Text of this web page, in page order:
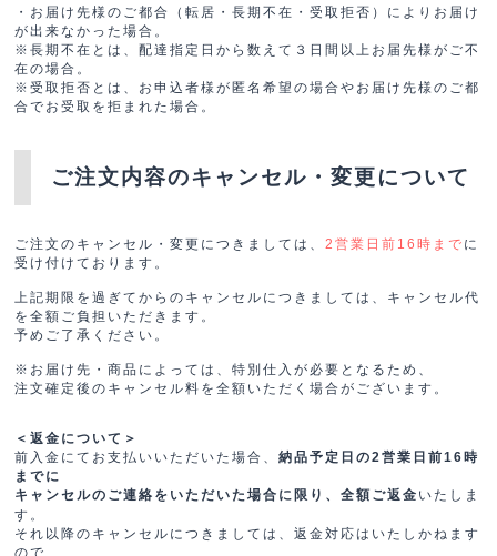
・お届け先様のご都合（転居・長期不在・受取拒否）によりお届け
が出来なかった場合。
※長期不在とは、配達指定日から数えて３日間以上お届先様がご不
在の場合。
※受取拒否とは、お申込者様が匿名希望の場合やお届け先様のご都
合でお受取を拒まれた場合。
ご注文内容のキャンセル・変更について
ご注文のキャンセル・変更につきましては、 2営業日前16時まで に
受け付けております。
上記期限を過ぎてからのキャンセルにつきましては、キャンセル代
を全額ご負担いただきます。
予めご了承ください。
※お届け先・商品によっては、特別仕入が必要となるため、
注文確定後のキャンセル料を全額いただく場合がございます。
＜返金について＞
前入金にてお支払いいただいた場合、納品予定日の2営業日前16時
までに
キャンセルのご連絡をいただいた場合に限り、全額ご返金 いたしま
す。
それ以降のキャンセルにつきましては、返金対応はいたしかねます
ので、